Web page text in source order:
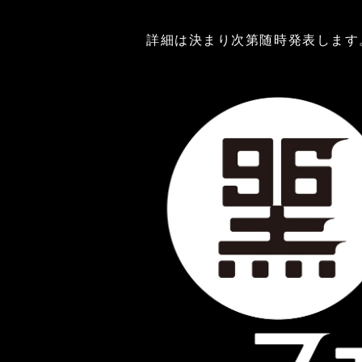
詳細は決まり次第随時発表しま